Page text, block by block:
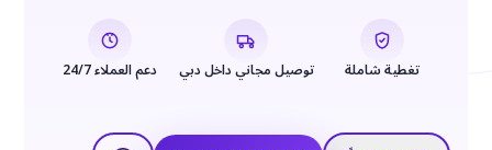
تغطية شاملة توصيل مجاني داخل دبي دعم العملاء 24/7